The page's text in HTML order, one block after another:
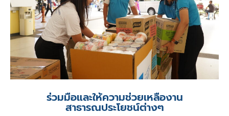
ร่วมมือและให้ความช่วยเหลืองาน
สาธารณประโยชน์ต่างๆ